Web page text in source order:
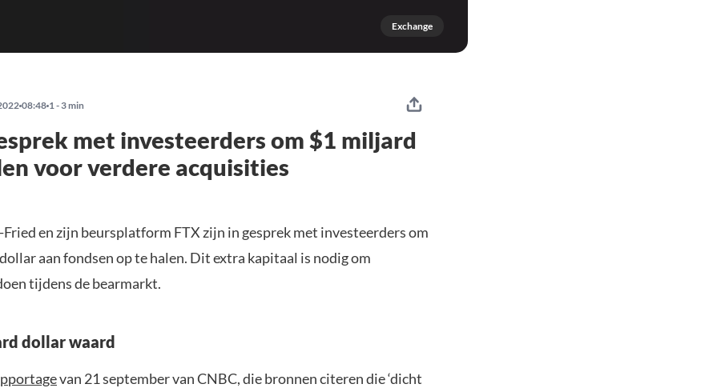
Exchange
08:48 1 - 3 min
met investeerders om $1 miljard
voor verdere acquisities
Fried en zijn beursplatform FTX zijn in gesprek met investeerders om
aan fondsen op te halen. Dit extra kapitaal is nodig om
tijdens de bearmarkt.
dollar waard
van 21 september van CNBC, die bronnen citeren die ‘dicht